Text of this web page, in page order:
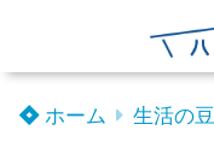
ホーム 生活の